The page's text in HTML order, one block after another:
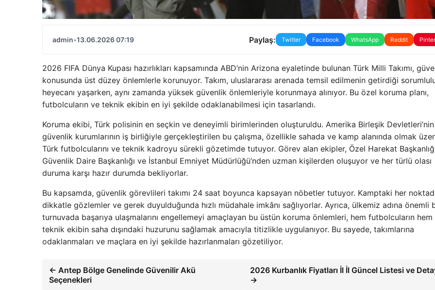
admin•13.06.2026 07:19 Paylaş: Twitter Facebook WhatsApp Reddit
2026 FIFA Dünya Kupası hazırlıkları kapsamında ABD’nin Arizona eyaletinde bulunan Türk Milli Takımı,
konusunda üst düzey önlemlerle korunuyor. Takım, uluslararası arenada temsil edilmenin getirdiği
heyecanı yaşarken, aynı zamanda yüksek güvenlik önlemleriyle korunmaya alınıyor. Bu özel koruma planı,
futbolcuların ve teknik ekibin en iyi şekilde odaklanabilmesi için tasarlandı.
Koruma ekibi, Türk polisinin en seçkin ve deneyimli birimlerinden oluşturuldu. Amerika Birleşik
güvenlik kurumlarının iş birliğiyle gerçekleştirilen bu çalışma, özellikle sahada ve kamp alanında olmak
Türk futbolcularını ve teknik kadroyu sürekli gözetimde tutuyor. Görev alan ekipler, Özel Harekat
Güvenlik Daire Başkanlığı ve İstanbul Emniyet Müdürlüğü’nden uzman kişilerden oluşuyor ve her türlü olası
duruma karşı hazır durumda bekliyorlar.
Bu kapsamda, güvenlik görevlileri takımı 24 saat boyunca kapsayan nöbetler tutuyor. Kamptaki her
dikkatle gözlemler ve gerek duyulduğunda hızlı müdahale imkânı sağlıyorlar. Ayrıca, ülkemiz adına önemli
turnuvada başarıya ulaşmalarını engellemeyi amaçlayan bu üstün koruma önlemleri, hem futbolcuların hem
teknik ekibin saha dışındaki huzurunu sağlamak amacıyla titizlikle uygulanıyor. Bu sayede, takımlarına
odaklanmaları ve maçlara en iyi şekilde hazırlanmaları gözetiliyor.
← Antep Bölge Genelinde Güvenilir Akü
Seçenekleri
2026 Kurbanlık Fiyatları İl İl Güncel Listesi ve
→